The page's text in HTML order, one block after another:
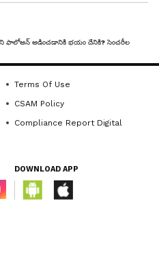
ఫాలోఆన్ ఆడించడానికి
బంగ్లాపై తొలి ఇన్నింగ్స్‌లో
కోహ్లీ భారీ స్కోరు
శుబ్‌మన్ గిల్ 20, విరాట్
చేరారు...
Terms Of Use
CSAM Policy
Compliance Report Digital
DOWNLOAD APP